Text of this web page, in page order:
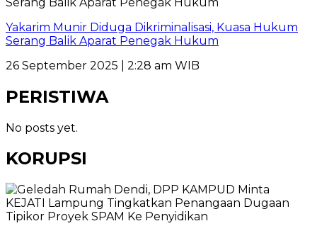
Yakarim Munir Diduga Dikriminalisasi, Kuasa Hukum
Serang Balik Aparat Penegak Hukum
26 September 2025 | 2:28 am WIB
PERISTIWA
No posts yet.
KORUPSI